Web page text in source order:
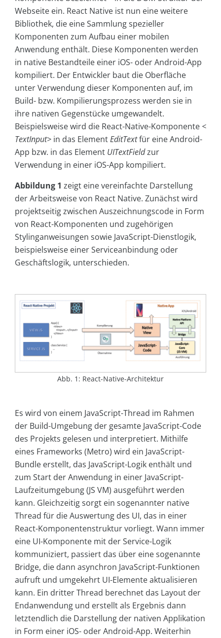
Webseite ein. React Native ist nun eine weitere
Bibliothek, die eine Sammlung spezieller
Komponenten zum Aufbau einer mobilen
Anwendung enthält. Diese Komponenten werden
in native Bestandteile einer iOS- oder Android-App
kompiliert. Der Entwickler baut die Oberfläche
unter Verwendung dieser Komponenten auf, im
Build- bzw. Kompilierungsprozess werden sie in
ihre nativen Gegenstücke umgewandelt.
Beispielsweise wird die React-Native-Komponente <
TextInput> in das ElementEditTextfür eine Android-
App bzw. in das Element UITextFieldzur
Verwendung in einer iOS-App kompiliert.
Abbildung 1 zeigt eine vereinfachte Darstellung
der Arbeitsweise von React Native. Zunächst wird
projektseitig zwischen Auszeichnungscode in Form
von React-Komponenten und zugehörigen
Stylinganweisungen sowie JavaScript-Dienstlogik,
beispielsweise einer Serviceanbindung oder
Geschäftslogik, unterschieden.
Abb. 1: React-Native-Architektur
Es wird von einem JavaScript-Thread im Rahmen
der Build-Umgebung der gesamte JavaScript-Code
des Projekts gelesen und interpretiert. Mithilfe
eines Frameworks (Metro) wird ein JavaScript-
Bundle erstellt, das JavaScript-Logik enthält und
zum Start der Anwendung in einer JavaScript-
Laufzeitumgebung (JS VM) ausgeführt werden
kann. Gleichzeitig sorgt ein sogenannter native
Thread für die Auswertung des UI, das in einer
React-Komponentenstruktur vorliegt. Wann immer
eine UI-Komponente mit der Service-Logik
kommuniziert, passiert das über eine sogenannte
Bridge, die dann asynchron JavaScript-Funktionen
aufruft und umgekehrt UI-Elemente aktualisieren
kann. Ein dritter Thread berechnet das Layout der
Endanwendung und erstellt als Ergebnis dann
letztendlich die Darstellung der nativen Applikation
in Form einer iOS- oder Android-App. Weiterhin